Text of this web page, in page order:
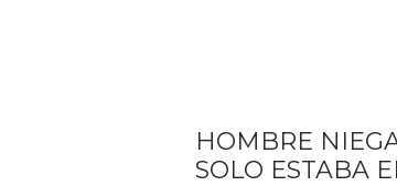
HOMBRE
SOLO ESTABA